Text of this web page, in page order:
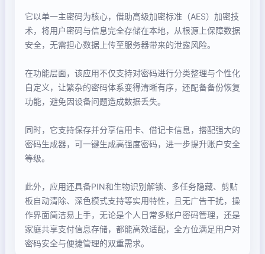
它以单一主密码为核心，借助高级加密标准（AES）加密技
术，将用户密码与信息完全存储在本地，从根源上保障数据
安全，无需担心数据上传至服务器带来的泄露风险。
在功能层面，该应用不仅支持对密码进行分类整理与个性化
自定义，让繁杂的密码体系变得清晰有序，还配备备份恢复
功能，避免因设备问题造成数据丢失。
同时，它支持保存并分享信用卡、借记卡信息，搭配强大的
密码生成器，可一键生成高强度密码，进一步提升账户安全
等级。
此外，应用还具备PIN和生物识别解锁、多任务隐藏、剪贴
板自动清除、深色模式支持等实用特性，且无广告干扰，操
作界面简洁易上手，无论是个人日常多账户密码管理，还是
家庭共享支付信息存储，都能高效适配，全方位满足用户对
密码安全与便捷管理的双重需求。